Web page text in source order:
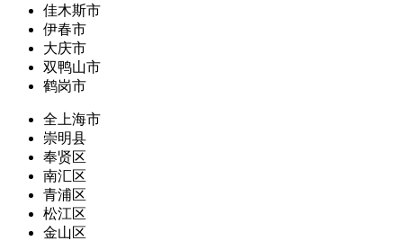
佳木斯市
伊春市
大庆市
双鸭山市
鹤岗市
全上海市
崇明县
奉贤区
南汇区
青浦区
松江区
金山区